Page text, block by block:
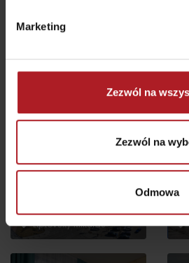
Marketing
Zezwól na
Zezwól na
Odmowa
Všetky zážitky a relax
Gdzie się zatrzymać w
Liptovský Mikuláš